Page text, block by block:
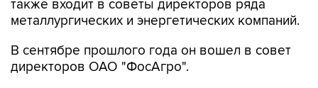
В сентябре прошлого года он вошел в совет
Джим Роджерс нефть прогноз